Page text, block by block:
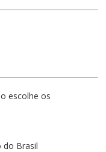
escolhe os
do Brasil